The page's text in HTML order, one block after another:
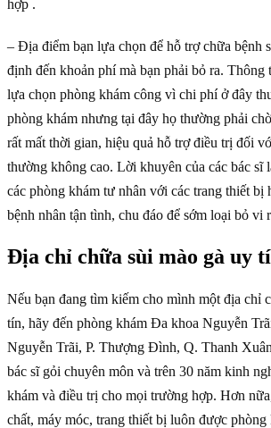
hợp .
– Địa điểm bạn lựa chọn để hỗ trợ chữa bệnh
định đến khoản phí mà bạn phải bỏ ra. Thông
lựa chọn phòng khám công vì chi phí ở đây
phòng khám nhưng tại đây họ thường phải
rất mất thời gian, hiệu quả hỗ trợ điều trị đối
thường không cao. Lời khuyên của các bác sĩ
các phòng khám tư nhân với các trang thiết bị
bệnh nhân tận tình, chu đáo để sớm loại bỏ vi
Địa chỉ chữa sùi mào gà uy
Nếu bạn đang tìm kiếm cho mình một địa chỉ
tín, hãy đến phòng khám Đa khoa Nguyễn
Nguyễn Trãi, P. Thượng Đình, Q. Thanh
bác sĩ gỏi chuyên môn và trên 30 năm kinh
khám và điều trị cho mọi trường hợp. Hơn
chất, máy móc, trang thiết bị luôn được phòng